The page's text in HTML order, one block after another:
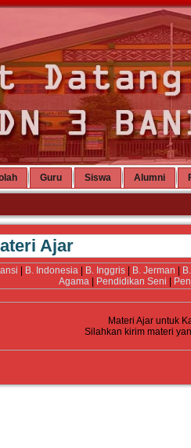
Guru Siswa Alumni
Ajar
B. Indonesia B. Inggris B. Jerman
Agama| Pendidikan Seni
Materi Ajar untuk
Silahkan kirim materi